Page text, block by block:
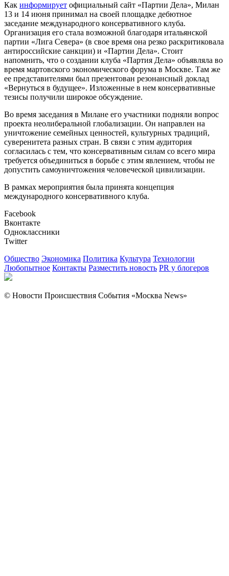
Как информирует официальный сайт «Партии Дела», Милан
13 и 14 июня принимал на своей площадке дебютное
заседание международного консервативного клуба.
Организация его стала возможной благодаря итальянской
партии «Лига Севера» (в свое время она резко раскритиковала
антироссийские санкции) и «Партии Дела». Стоит
напомнить, что о создании клуба «Партия Дела» объявляла во
время мартовского экономического форума в Москве. Там же
ее представителями был презентован резонансный доклад
«Вернуться в будущее». Изложенные в нем консервативные
тезисы получили широкое обсуждение.
Во время заседания в Милане его участники подняли вопрос
проекта неолиберальной глобализации. Он направлен на
уничтожение семейных ценностей, культурных традиций,
суверенитета разных стран. В связи с этим аудитория
согласилась с тем, что консервативным силам со всего мира
требуется объединиться в борьбе с этим явлением, чтобы не
допустить самоуничтожения человеческой цивилизации.
В рамках мероприятия была принята концепция
международного консервативного клуба.
Facebook
Вконтакте
Одноклассники
Twitter
Общество Экономика Политика Культура Технологии
Любопытное Контакты Разместить новость PR у блогеров
© Новости Происшествия События «Москва News»